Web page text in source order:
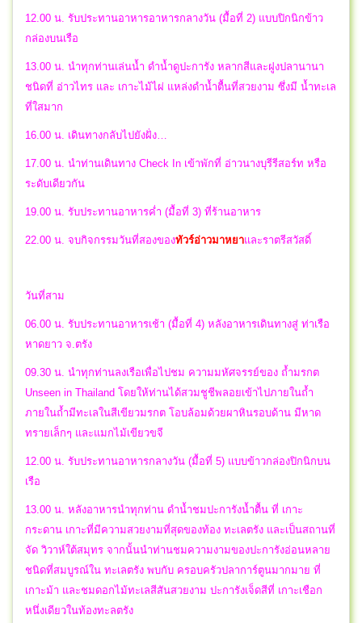
12.00 น. รับประทานอาหารอาหารกลางวัน (มื้อที่ 2) แบบปิกนิกข้าว
กล่องบนเรือ
13.00 น. นำทุกท่านเล่นน้ำ ดำน้ำดูปะการัง หลากสีและฝูงปลานานา
ชนิดที่ อ่าวไทร และ เกาะไม้ไผ่ แหล่งดำน้ำตื้นที่สวยงาม ซึ่งมี น้ำทะเล
ที่ใสมาก
16.00 น. เดินทางกลับไปยังฝั่ง…
17.00 น. นำท่านเดินทาง Check In เข้าพักที่ อ่าวนางบุรีรีสอร์ท หรือ
ระดับเดียวกัน
19.00 น. รับประทานอาหารค่ำ (มื้อที่ 3) ที่ร้านอาหาร
22.00 น. จบกิจกรรมวันที่สองของทัวร์อ่าวมาหยาและราตรีสวัสดิ์
วันที่สาม
06.00 น. รับประทานอาหารเช้า (มื้อที่ 4) หลังอาหารเดินทางสู่ ท่าเรือ
หาดยาว จ.ตรัง
09.30 น. นำทุกท่านลงเรือเพื่อไปชม ความมหัศจรรย์ของ ถ้ำมรกต
Unseen in Thailand โดยให้ท่านได้สวมชูชีพลอยเข้าไปภายในถ้ำ
ภายในถ้ำมีทะเลในสีเขียวมรกต โอบล้อมด้วยผาหินรอบด้าน มีหาด
ทรายเล็กๆ และแมกไม้เขียวขจี
12.00 น. รับประทานอาหารกลางวัน (มื้อที่ 5) แบบข้าวกล่องปิกนิกบน
เรือ
13.00 น. หลังอาหารนำทุกท่าน ดำน้ำชมปะการังน้ำตื้น ที่ เกาะ
กระดาน เกาะที่มีความสวยงามที่สุดของท้อง ทะเลตรัง และเป็นสถานที่
จัด วิวาห์ใต้สมุทร จากนั้นนำท่านชมความงามของปะการังอ่อนหลาย
ชนิดที่สมบูรณ์ใน ทะเลตรัง พบกับ ครอบครัวปลาการ์ตูนมากมาย ที่
เกาะม้า และชมดอกไม้ทะเลสีสันสวยงาม ปะการังเจ็ดสีที่ เกาะเชือก
หนึ่งเดียวในท้องทะลตรัง